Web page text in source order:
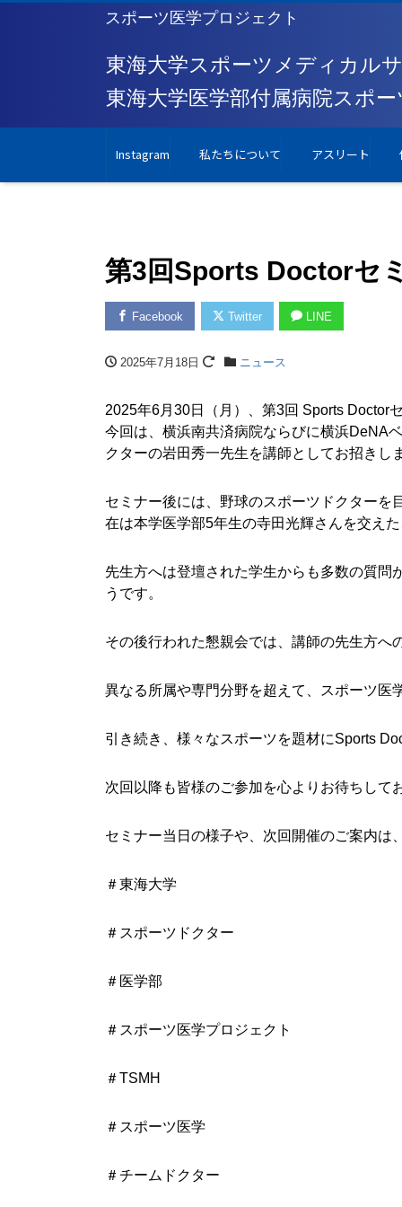
スポーツ医学プロジェクト
Instagram 私たちについて アスリート
第3回Sports Doctorセ
Facebook Twitter LINE
2025年7月18日 ニュース
2025年6月30日（月）、第3回 Sports Doctor
今回は、横浜南共済病院ならびに横浜DeNA
クターの岩田秀一先生を講師としてお招きし
セミナー後には、野球のスポーツドクター
在は本学医学部5年生の寺田光輝さんを交え
先生方へは登壇された学生からも多数の質
うです。
その後行われた懇親会では、講師の先生方へ
異なる所属や専門分野を超えて、スポーツ医
引き続き、様々なスポーツを題材にSports
次回以降も皆様のご参加を心よりお待ちして
セミナー当日の様子や、次回開催のご案内は
＃東海大学
＃スポーツドクター
＃医学部
＃スポーツ医学プロジェクト
＃TSMH
＃スポーツ医学
＃チームドクター